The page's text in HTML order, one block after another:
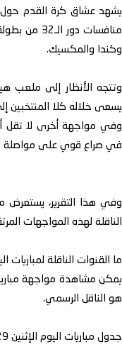
وكندا والمكسيك.
وتتجه الأنظار إلى ملعب
يسعى خلاله كلا المنتخبين
وفي مواجهة أخرى لا تقل
في صراع قوي على مواصلة
الناقلة لهذه المواجهات
ما القنوات الناقلة لمباريات اليوم الإثنين 29
هو الناقل الرسمي.
جدول مباريات اليوم الإثنين 29 يونيو/حزيران 2026 "29-06-2026"